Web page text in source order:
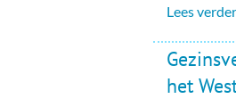
Lees
het